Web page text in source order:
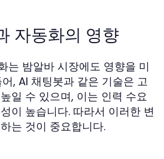
자동화의 영향
는 밤알바 시장에도 영향을 미
, AI 채팅봇과 같은 기술은 고
일 수 있으며, 이는 인력 수요
이 높습니다. 따라서 이러한 변
는 것이 중요합니다.